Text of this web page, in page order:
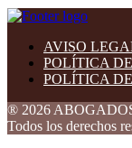
AVISO
POLÍTICA
POLÍTICA
® 2026
Todos los derechos